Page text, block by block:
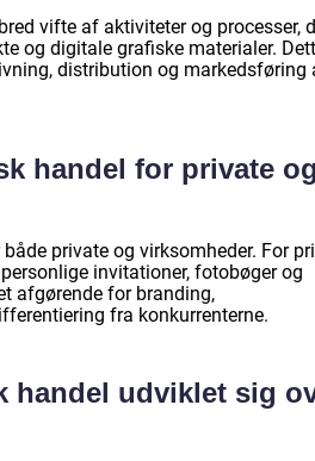
vifte af aktiviteter og processer,
og digitale grafiske materialer.
distribution og markedsføring
handel for private
private og virksomheder. For
invitationer, fotobøger og
afgørende for branding,
fra konkurrenterne.
handel udviklet sig